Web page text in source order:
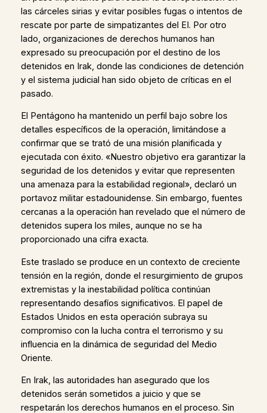
las cárceles sirias y evitar posibles fugas o intentos de
rescate por parte de simpatizantes del EI. Por otro
lado, organizaciones de derechos humanos han
expresado su preocupación por el destino de los
detenidos en Irak, donde las condiciones de detención
y el sistema judicial han sido objeto de críticas en el
pasado.
El Pentágono ha mantenido un perfil bajo sobre los
detalles específicos de la operación, limitándose a
confirmar que se trató de una misión planificada y
ejecutada con éxito. «Nuestro objetivo era garantizar la
seguridad de los detenidos y evitar que representen
una amenaza para la estabilidad regional», declaró un
portavoz militar estadounidense. Sin embargo, fuentes
cercanas a la operación han revelado que el número de
detenidos supera los miles, aunque no se ha
proporcionado una cifra exacta.
Este traslado se produce en un contexto de creciente
tensión en la región, donde el resurgimiento de grupos
extremistas y la inestabilidad política continúan
representando desafíos significativos. El papel de
Estados Unidos en esta operación subraya su
compromiso con la lucha contra el terrorismo y su
influencia en la dinámica de seguridad del Medio
Oriente.
En Irak, las autoridades han asegurado que los
detenidos serán sometidos a juicio y que se
respetarán los derechos humanos en el proceso. Sin